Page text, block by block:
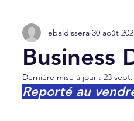
Business
ebaldissera 30 août
Dernière mise à jour : 23 sept.
Reporté au